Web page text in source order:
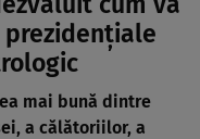
mai bună dintre
a călătoriilor, a